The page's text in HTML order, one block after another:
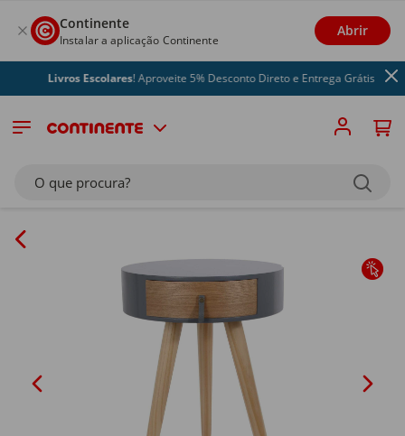
Continente
Instalar a aplicação Continente
Abrir
Livros Escolares! Aproveite 5% Desconto Direto e Entrega Grátis
O que procura?